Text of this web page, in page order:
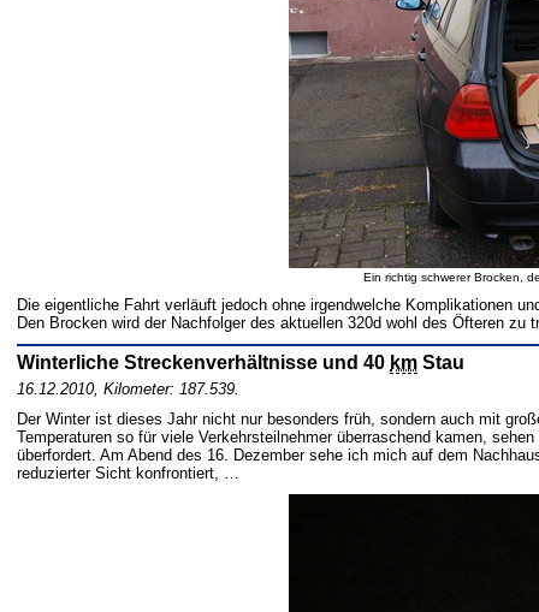
Ein richtig schwerer Brocken,
Die eigentliche Fahrt verläuft jedoch ohne irgendwelche Komplikationen
Den Brocken wird der Nachfolger des aktuellen 320d wohl des Öfteren zu
Winterliche Streckenverhältnisse und 40 km Stau
16.12.2010, Kilometer: 187.539.
Der Winter ist dieses Jahr nicht nur besonders früh, sondern auch mit
Temperaturen so für viele Verkehrsteilnehmer überraschend kamen,
überfordert. Am Abend des 16. Dezember sehe ich mich auf dem
reduzierter Sicht konfrontiert, …